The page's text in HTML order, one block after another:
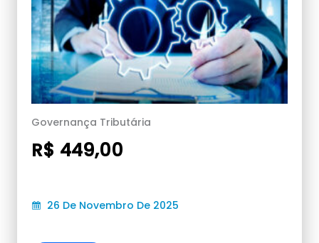
Governança Tributária
R$ 449,00
26 De Novembro De 2025